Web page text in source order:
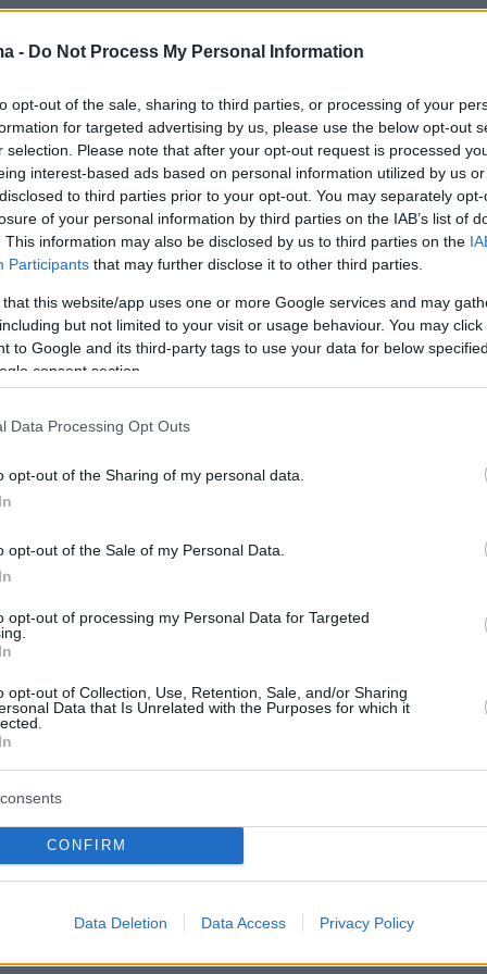
- Do Not Process My Personal Information
opt-out of the sale, sharing to third parties, or processing of your
for targeted advertising by us, please use the below opt-out
selection. Please note that after your opt-out request is processed
interest-based ads based on personal information utilized by us
to third parties prior to your opt-out. You may separately
of your personal information by third parties on the IAB’s list of
This information may also be disclosed by us to third parties on the
Participants that may further disclose it to other third parties.
that this website/app uses one or more Google services and may
but not limited to your visit or usage behaviour. You may
to Google and its third-party tags to use your data for below
consent section.
Data Processing Opt Outs
opt-out of the Sharing of my personal data.
opt-out of the Sale of my Personal Data.
opt-out of processing my Personal Data for Targeted
opt-out of Collection, Use, Retention, Sale, and/or Sharing
Data that Is Unrelated with the Purposes for which it
CONFIRM
Data Deletion Data Access Privacy Policy
800 εκατ. ευρώ σε ΦΠΑ και τελωνειακούς
δεν μπορεί να συμβεί χωρίς διαφθορά.
λειτουργοί που βοήθησαν, αλλιώς δεν
ένα τόσο τεράστιο σχήμα», τόνισε η
που φέρονται να συμμετείχαν σε δίκτυο
από την Κίνα – όπως ηλεκτρικά
τα οποία δηλώνονταν ψευδώς ως φθηνότερα
τους δασμούς και τις αντισταθμιστικές
Δύο εταιρείες που είχαν καταθέσει πάνω
δηλώσεις αποδείχθηκαν
με αντίστοιχη υπόθεση στο ιταλικό Μπάρι.
επίσης δίκτυο εικονικών εταιρειών που
για την τελική πώληση των προϊόντων
ΦΠΑ. «Δημιουργούσαν εικονικές
δεν πλήρωνε κανείς τίποτα», σημείωσε η
τους Financial Times, τρεις αξιωματούχοι με
των τελωνείων στον Πειραιά
καθώς λείπουν αυτοματοποιημένα